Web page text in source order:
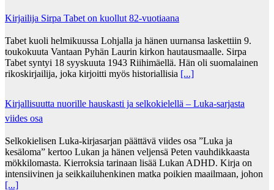
Kirjailija Sirpa Tabet on kuollut 82-vuotiaana
Tabet kuoli helmikuussa Lohjalla ja hänen uurnansa laskettiin 9.
toukokuuta Vantaan Pyhän Laurin kirkon hautausmaalle. Sirpa
Tabet syntyi 18 syyskuuta 1943 Riihimäellä. Hän oli suomalainen
rikoskirjailija, joka kirjoitti myös historiallisia [...]
Kirjallisuutta nuorille hauskasti ja selkokielellä – Luka-sarjasta
viides osa
Selkokielisen Luka-kirjasarjan päättävä viides osa ”Luka ja
kesäloma” kertoo Lukan ja hänen veljensä Peten vauhdikkaasta
mökkilomasta. Kierroksia tarinaan lisää Lukan ADHD. Kirja on
intensiivinen ja seikkailuhenkinen matka poikien maailmaan, johon
[...]